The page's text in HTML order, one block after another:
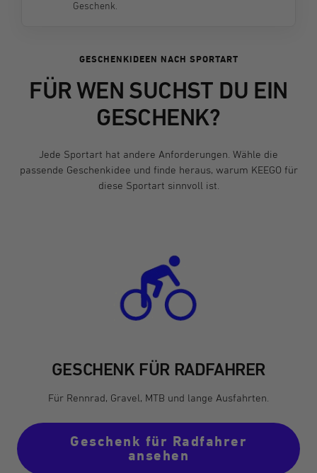
Geschenk.
GESCHENKIDEEN NACH SPORTART
FÜR WEN SUCHST DU EIN
GESCHENK?
Jede Sportart hat andere Anforderungen. Wähle die
passende Geschenkidee und finde heraus, warum KEEGO für
diese Sportart sinnvoll ist.
GESCHENK FÜR RADFAHRER
Für Rennrad, Gravel, MTB und lange Ausfahrten.
Geschenk für Radfahrer
ansehen